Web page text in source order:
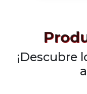
¡Descubre